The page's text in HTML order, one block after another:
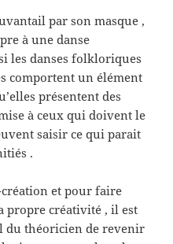
par son masque ,
à une danse
les danses folkloriques
comportent un élément
présentent des
à ceux qui doivent le
saisir ce qui parait
.
création et pour faire
propre créativité , il est
du théoricien de revenir